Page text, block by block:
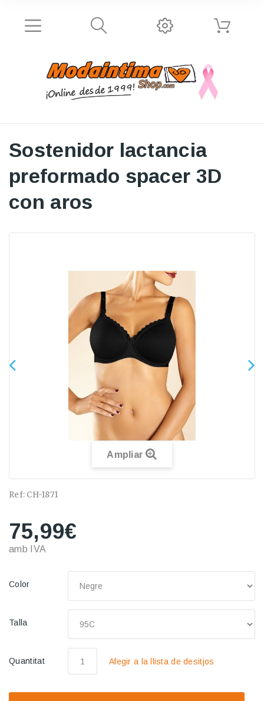
Sostenidor lactancia
preformado spacer 3D
con aros
Ampliar
Ref: CH-1871
75,99€
amb IVA
Color
Talla
Quantitat Afegir a la llista de desitjos